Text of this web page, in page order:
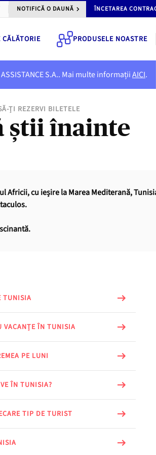
NOTIFICĂ O DAUNĂ ÎNCETAREA
PRODUSELE NOASTRE
S.A.. Mai multe informațiiAICI.
ȚI REZERVI BILETELE
știi înainte
cu ieșire la Marea Mediterană,
TUNISIA
VACANȚE ÎN TUNISIA
PE LUNI
ÎN TUNISIA?
TIP DE TURIST